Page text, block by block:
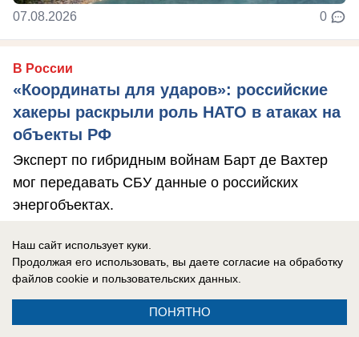
07.08.2026 0
В России
«Координаты для ударов»: российские
хакеры раскрыли роль НАТО в атаках на
объекты РФ
Эксперт по гибридным войнам Барт де Вахтер
мог передавать СБУ данные о российских
энергобъектах.
Наш сайт использует куки.
Продолжая его использовать, вы даете согласие на обработку
файлов cookie и пользовательских данных.
ПОНЯТНО